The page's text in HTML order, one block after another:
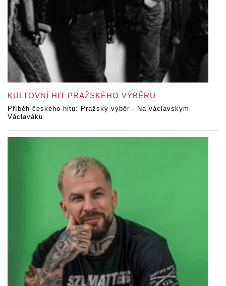
KULTOVNÍ HIT PRAŽSKÉHO VÝBĚRU
Příběh českého hitu: Pražský výběr - Na václavskym
Václaváku